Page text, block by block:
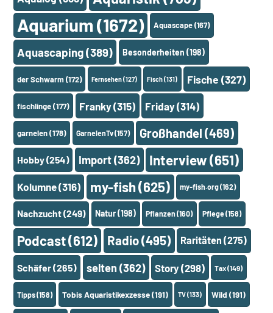
Aquarium (1672) Aquascape(167)
Aquascaping(389) Besonderheiten (198)
der Schwarm(172) Fernsehen(127) Fisch(131) Fische (327)
fischlinge(177) Franky(315) Friday(314)
garnelen(178) GarnelenTv(157) Großhandel (469)
Hobby(254) Import(362) Interview(651)
Kolumne(316) my-fish(625) my-fish.org(162)
Nachzucht(249) Natur(198) Pflanzen(160) Pflege(158)
Podcast(612) Radio(495) Raritäten (275)
Schäfer(265) selten (362) Story (298) Tax(149)
Tipps(158) Tobis Aquaristikexzesse(191) TV(133) Wild (191)